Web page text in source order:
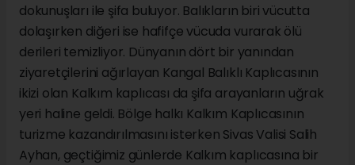
dokunuşları ile şifa buluyor. Balıkların biri vücutta
dolaşırken diğeri ise hafifçe vücuda vurarak ölü
derileri temizliyor. Dünyanın dört bir yanından
ziyaretçilerini ağırlayan Kangal Balıklı Kaplıcasının
ikizi olan Kalkım kaplıcası da şifa arayanların uğrak
yeri haline geldi. Bölge halkı Kalkım Kaplıcasının
turizme kazandırılmasını isterken Sivas Valisi Salih
Ayhan, geçtiğimiz günlerde Kalkım kaplıcasına bir